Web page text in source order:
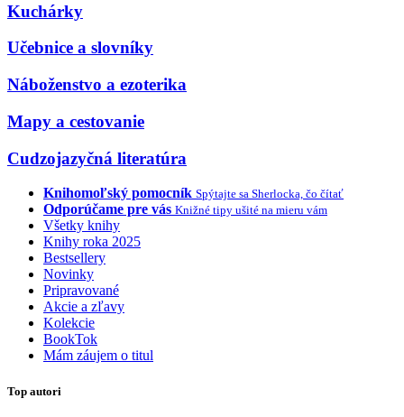
Kuchárky
Učebnice a slovníky
Náboženstvo a ezoterika
Mapy a cestovanie
Cudzojazyčná literatúra
Knihomoľský pomocník Spýtajte sa Sherlocka, čo čítať
Odporúčame pre vás Knižné tipy ušité na mieru vám
Všetky knihy
Knihy roka 2025
Bestsellery
Novinky
Pripravované
Akcie a zľavy
Kolekcie
BookTok
Mám záujem o titul
Top autori